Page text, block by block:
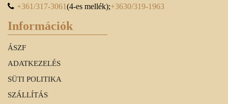
+361/317-3061(4-es mellék);+3630/319-1963
Információk
ÁSZF
ADATKEZELÉS
SÜTI POLITIKA
SZÁLLÍTÁS